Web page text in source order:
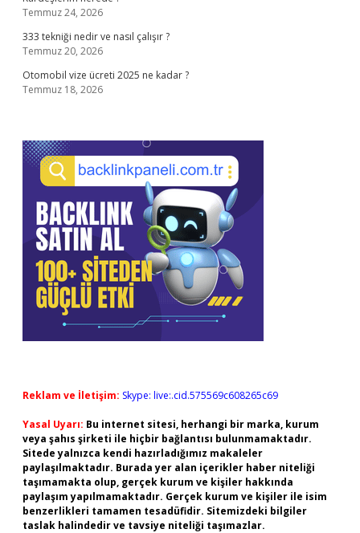
Temmuz 24, 2026
333 tekniği nedir ve nasıl çalışır ?
Temmuz 20, 2026
Otomobil vize ücreti 2025 ne kadar ?
Temmuz 18, 2026
Reklam ve İletişim: Skype: live:.cid.575569c608265c69
Yasal Uyarı: Bu internet sitesi, herhangi bir marka, kurum
veya şahıs şirketi ile hiçbir bağlantısı bulunmamaktadır.
Sitede yalnızca kendi hazırladığımız makaleler
paylaşılmaktadır. Burada yer alan içerikler haber niteliği
taşımamakta olup, gerçek kurum ve kişiler hakkında
paylaşım yapılmamaktadır. Gerçek kurum ve kişiler ile isim
benzerlikleri tamamen tesadüfidir. Sitemizdeki bilgiler
taslak halindedir ve tavsiye niteliği taşımazlar.